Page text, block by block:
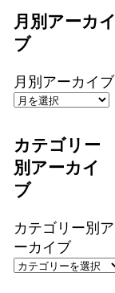
月別アーカイ
ブ
月別アーカイブ
カテゴリー
別アーカイ
ブ
カテゴリー別ア
ーカイブ